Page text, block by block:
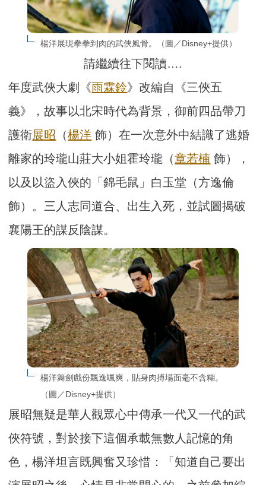
楊洋展現拳拳到肉的武俠風骨。（圖／Disney+提供）
請繼續往下閱讀….
年度武俠大劇《雨霖鈴》改編自《三俠五
義》，故事以北宋時代為背景，御前四品帶刀
護衛展昭 （楊洋 飾）在一次意外中結識了逃婚
離家的玲瓏山莊大小姐霍玲瓏（章若楠 飾），
以及以盜入俠的「錦毛鼠」白玉堂（方逸倫
飾）。三人志同道合、出生入死，並試圖揭破
襄陽王的謀反陰謀。
楊洋舞劍戲份飄逸颯爽，貼身肉搏場面毫不含糊。
（圖／Disney+提供）
展昭無疑是華人觀眾心中傳承一代又一代的武
俠符號，對於接下這個承載無數人記憶的角
色，楊洋坦言既興奮又珍惜：「知道自己要出